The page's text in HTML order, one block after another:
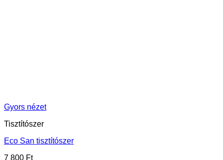
Gyors nézet
Tisztítószer
Eco San tisztítószer
7 800 Ft